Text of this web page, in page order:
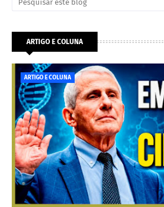
ARTIGO E COLUNA
ARTIGO E COLUNA